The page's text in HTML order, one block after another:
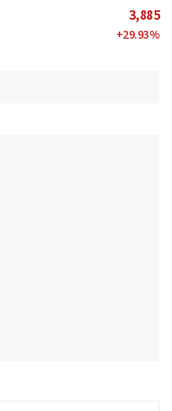
3,885
+29.93%